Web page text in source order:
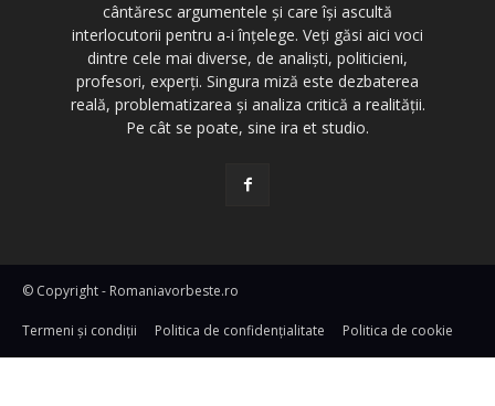
cântăresc argumentele și care își ascultă
interlocutorii pentru a-i înțelege. Veți găsi aici voci
dintre cele mai diverse, de analiști, politicieni,
profesori, experți. Singura miză este dezbaterea
reală, problematizarea și analiza critică a realității.
Pe cât se poate, sine ira et studio.
© Copyright - Romaniavorbeste.ro
Termeni și condiţii Politica de confidențialitate Politica de cookie